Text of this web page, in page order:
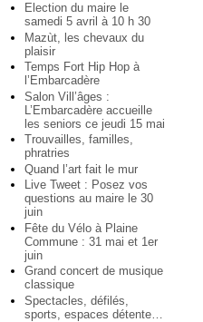
Election du maire le
samedi 5 avril à 10 h 30
Mazùt, les chevaux du
plaisir
Temps Fort Hip Hop à
l’Embarcadère
Salon Vill’âges :
L’Embarcadère accueille
les seniors ce jeudi 15 mai
Trouvailles, familles,
phratries
Quand l’art fait le mur
Live Tweet : Posez vos
questions au maire le 30
juin
Fête du Vélo à Plaine
Commune : 31 mai et 1er
juin
Grand concert de musique
classique
Spectacles, défilés,
sports, espaces détente…